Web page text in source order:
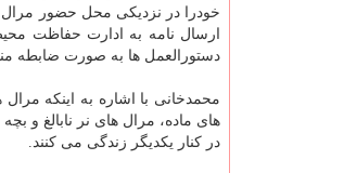
خودرا در نزدیکی محل حضور مرال
ارسال نامه به ادارت حفاظت
دستورالعمل ها به صورت ضابطه
محمدخانی با اشاره به اینکه
های ماده، مرال های نر نابالغ و
در کنار یکدیگر زندگی می کنند.